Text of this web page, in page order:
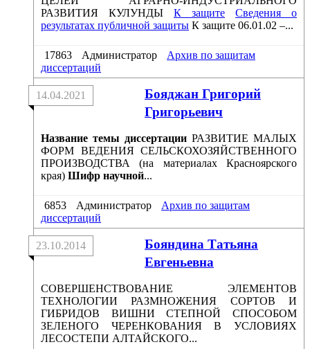
РАЗВИТИЯ КУЛУНДЫ К защите
Сведения о
результатах публичной защиты К защите 06.01.02 –...
17863 Администратор
Архив по защитам
диссертаций
Бояджан Григорий
Григорьевич
14.04.2021
Название темы диссертации РАЗВИТИЕ МАЛЫХ
ФОРМ ВЕДЕНИЯ СЕЛЬСКОХОЗЯЙСТВЕННОГО
ПРОИЗВОДСТВА (на материалах Красноярского
края) Шифр научной...
6853 Администратор
Архив по защитам
диссертаций
Бояндина Татьяна
Евгеньевна
23.10.2014
СОВЕРШЕНСТВОВАНИЕ ЭЛЕМЕНТОВ
ТЕХНОЛОГИИ РАЗМНОЖЕНИЯ СОРТОВ И
ГИБРИДОВ ВИШНИ СТЕПНОЙ СПОСОБОМ
ЗЕЛЕНОГО ЧЕРЕНКОВАНИЯ В УСЛОВИЯХ
ЛЕСОСТЕПИ АЛТАЙСКОГО...